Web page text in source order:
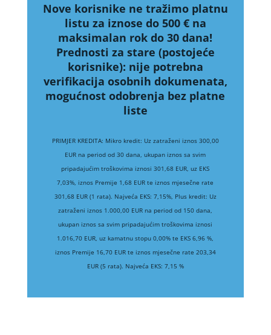
Nove korisnike ne tražimo platnu
listu za iznose do 500 € na
maksimalan rok do 30 dana!
Prednosti za stare (postojeće
korisnike): nije potrebna
verifikacija osobnih dokumenata,
mogućnost odobrenja bez platne
liste
PRIMJER KREDITA: Mikro kredit: Uz zatraženi iznos 300,00
EUR na period od 30 dana, ukupan iznos sa svim
pripadajućim troškovima iznosi 301,68 EUR, uz EKS
7,03%, iznos Premije 1,68 EUR te iznos mjesečne rate
301,68 EUR (1 rata). Najveća EKS: 7,15%, Plus kredit: Uz
zatraženi iznos 1.000,00 EUR na period od 150 dana,
ukupan iznos sa svim pripadajućim troškovima iznosi
1.016,70 EUR, uz kamatnu stopu 0,00% te EKS 6,96 %,
iznos Premije 16,70 EUR te iznos mjesečne rate 203,34
EUR (5 rata). Najveća EKS: 7,15 %